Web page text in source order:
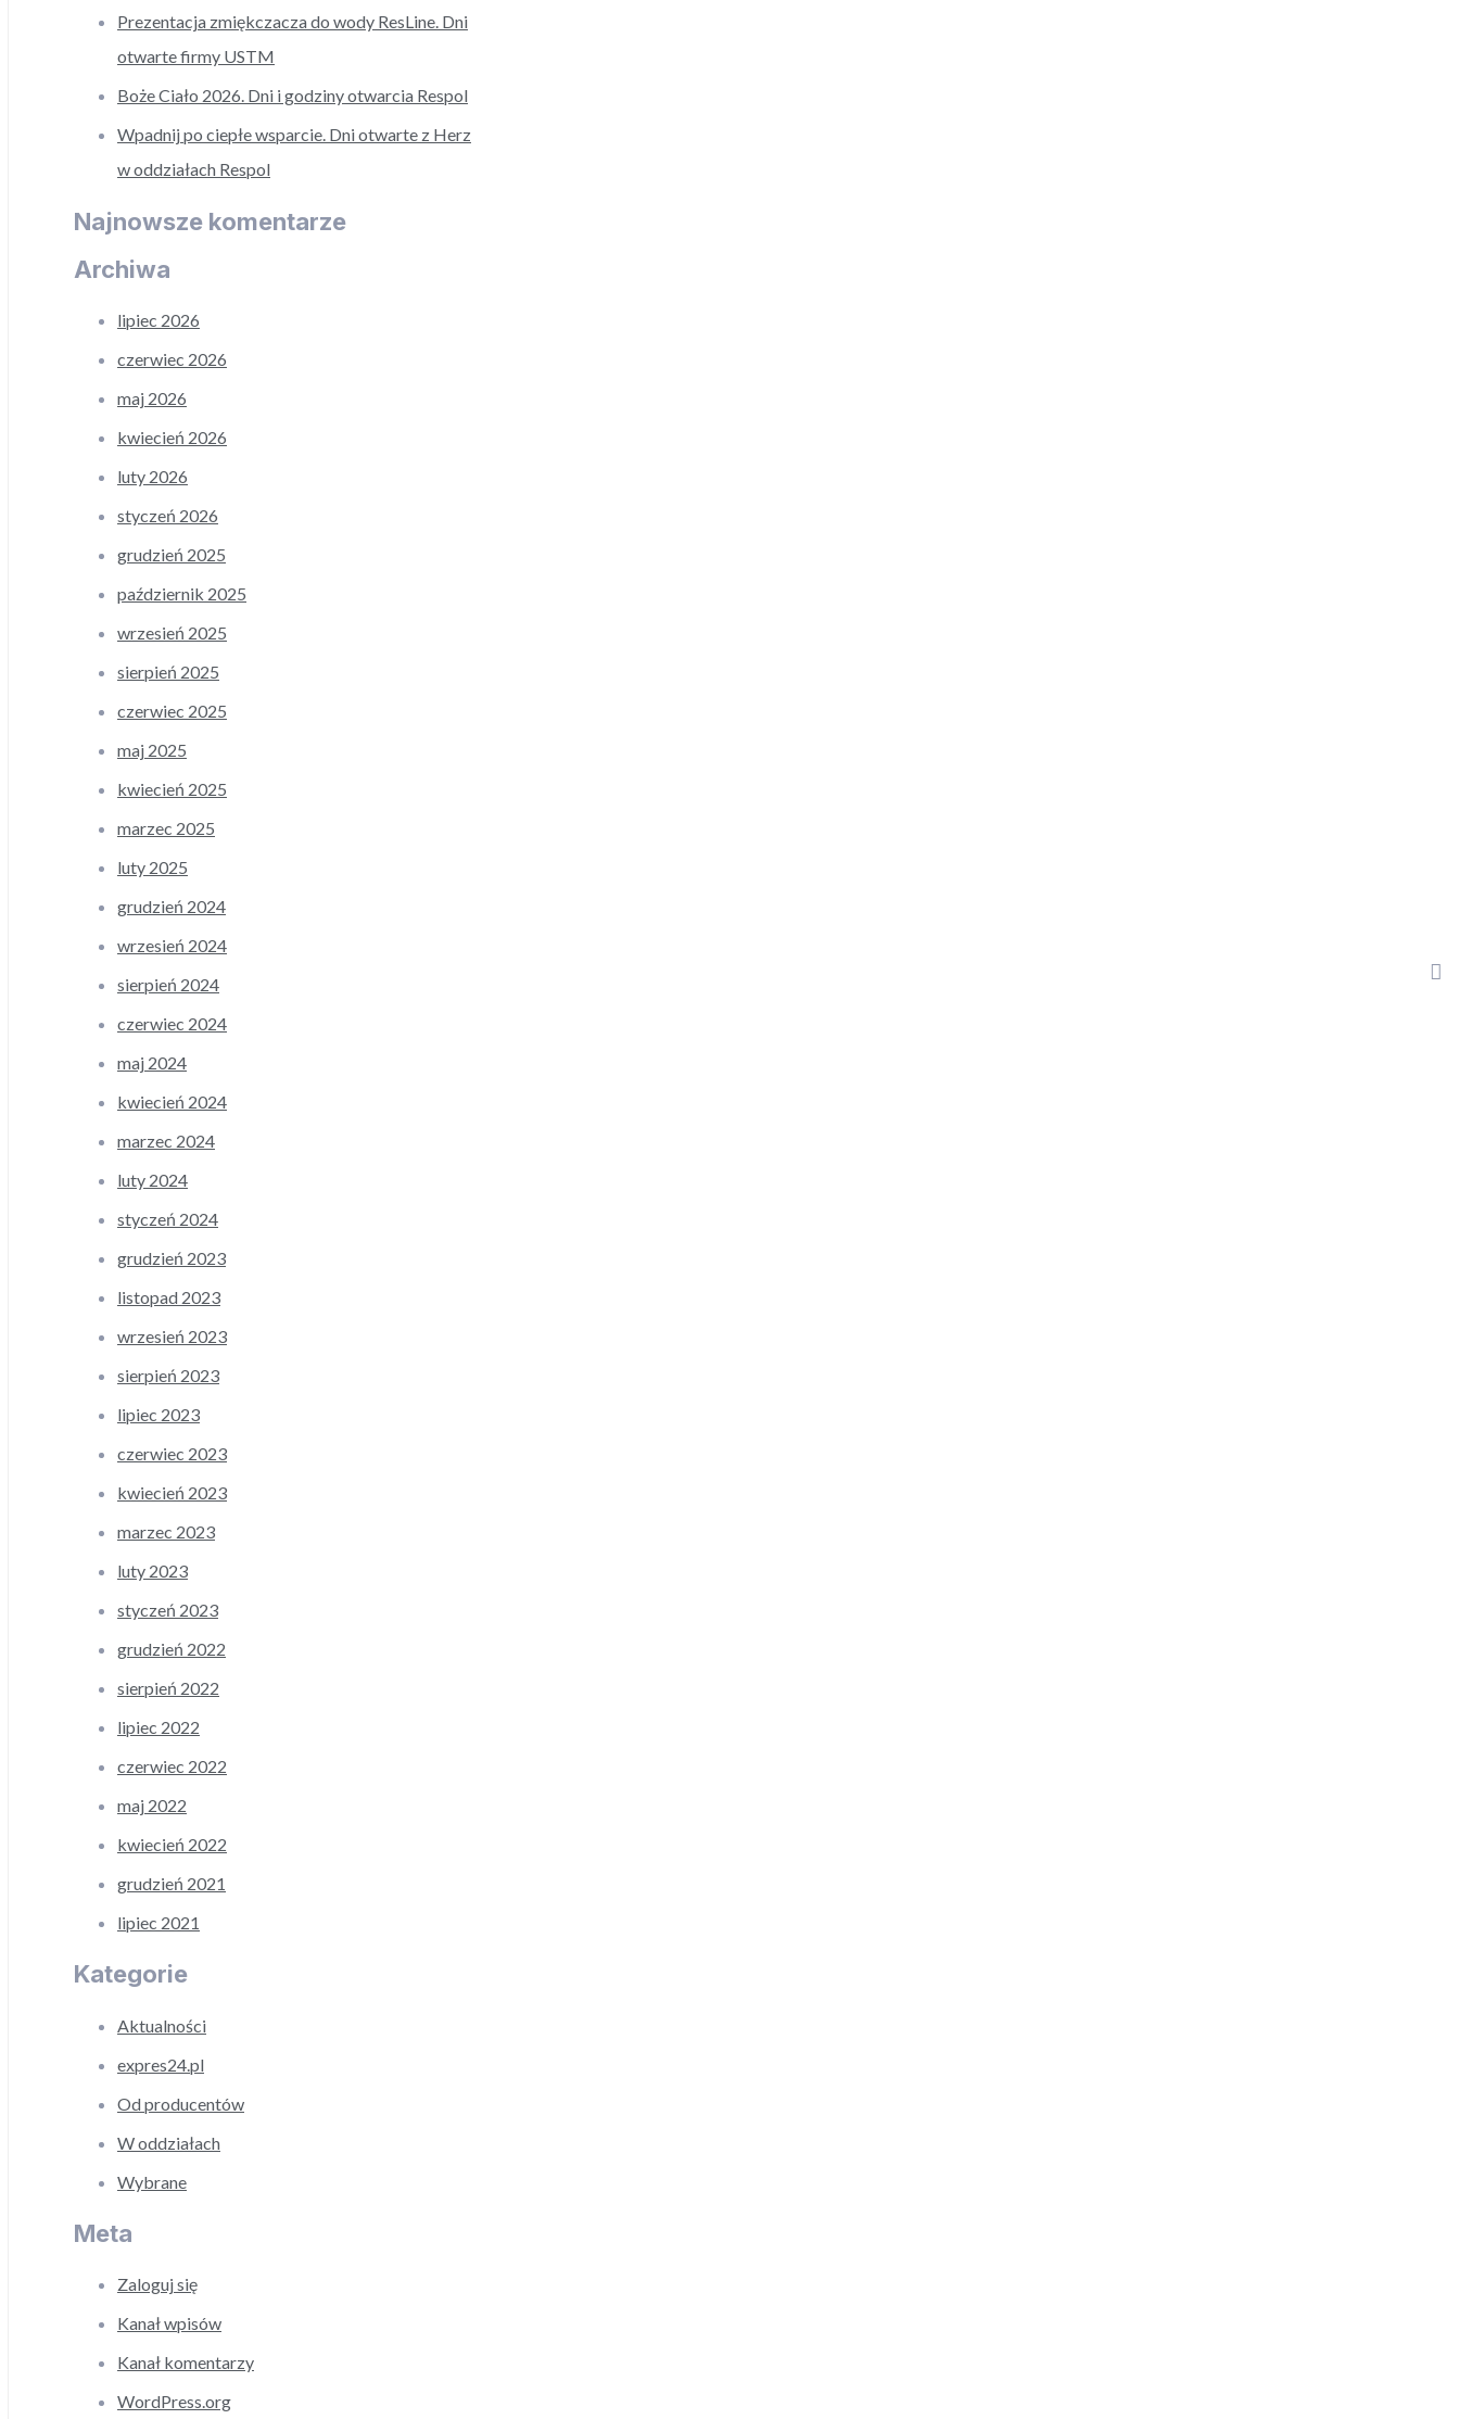
Prezentacja zmiękczacza do wody ResLine. Dni
otwarte firmy USTM
Boże Ciało 2026. Dni i godziny otwarcia Respol
Wpadnij po ciepłe wsparcie. Dni otwarte z Herz
w oddziałach Respol
Najnowsze komentarze
Archiwa
lipiec 2026
czerwiec 2026
maj 2026
kwiecień 2026
luty 2026
styczeń 2026
grudzień 2025
październik 2025
wrzesień 2025
sierpień 2025
czerwiec 2025
maj 2025
kwiecień 2025
marzec 2025
luty 2025
grudzień 2024
wrzesień 2024
sierpień 2024
czerwiec 2024
maj 2024
kwiecień 2024
marzec 2024
luty 2024
styczeń 2024
grudzień 2023
listopad 2023
wrzesień 2023
sierpień 2023
lipiec 2023
czerwiec 2023
kwiecień 2023
marzec 2023
luty 2023
styczeń 2023
grudzień 2022
sierpień 2022
lipiec 2022
czerwiec 2022
maj 2022
kwiecień 2022
grudzień 2021
lipiec 2021
Kategorie
Aktualności
expres24.pl
Od producentów
W oddziałach
Wybrane
Meta
Zaloguj się
Kanał wpisów
Kanał komentarzy
WordPress.org